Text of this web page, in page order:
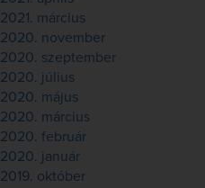
2021. március
2020. november
2020. szeptember
2020. július
2020. május
2020. március
2020. február
2020. január
2019. október